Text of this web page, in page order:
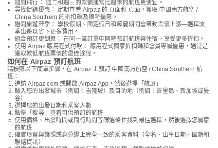
週間飛行： 週二和週三的票價通常比週末的航班更便宜。
尋找促銷優惠： 定期查看 Airpaz 的 頁面和 頁面，獲取 中國南方航空 /
China Southern 的折扣碼及限時優惠。
避開旅遊旺季： 學校假期、國定假日和節慶期間會帶動票價上漲—選擇淡
季出遊以省下更多費用。
組合預訂更划算： 在同一筆訂單中同時預訂航班與住宿，享受更多折扣。
使用 Airpaz 應用程式付款： 應用程式獨家折扣碼和會員專屬優惠，通常是
獲取較低航班票價的最佳途徑。
如何在 Airpaz 預訂航班
請按照以下簡單步驟，在 Airpaz 上預訂 中國南方航空 / China Southern 航
班：
造訪 Airpaz.com 或開啟 Airpaz App，然後選擇「航班」
輸入您的出發城市（例如：吉隆坡）及目的地（例如：峇里島、新加坡或曼
谷）
選擇您的出發日期和乘客人數
點擊「搜尋」查看可供預訂的航班
使用價格、出發時間或飛行時間等篩選條件找到最佳選擇，然後選擇您屬意
的航班
確實填寫與護照或身分證上完全一致的乘客資料（全名、出生日期、國籍和
聯絡資訊）